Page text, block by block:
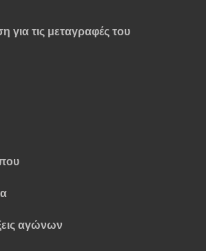
για τις μεταγραφές του
αγώνων